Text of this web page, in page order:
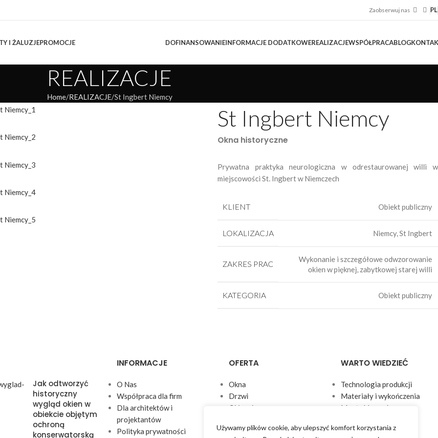
Używamy plików cookie, aby ulepszyć komfort korzystania z
Zaobserwuj nas PL
I ŻALUZJEPROMOCJE DOFINANSOWANIEINFORMACJE DODATKOWEREALIZACJEWSPÓŁPRACABLOG
REALIZACJE
Home REALIZACJE St Ingbert Niemcy
St Ingbert Niemcy
Okna historyczne
Prywatna praktyka neurologiczna w odrestaurowanej willi w
miejscowości St. Ingbert w Niemczech
KLIENT Obiekt publiczny
LOKALIZACJA Niemcy, St Ingbert
ZAKRES PRAC
Wykonanie i szczegółowe odwzorowanie
okien w pięknej, zabytkowej starej willi
KATEGORIA Obiekt publiczny
Jak odtworzyć
historyczny
wygląd okien w
obiekcie objętym
ochroną
konserwatorską
INFORMACJE
O Nas
Współpraca dla firm
Dla architektów i
projektantów
Polityka prywatności
OFERTA
Okna
Drzwi
Okiennice
Rolety
WARTO WIEDZIEĆ
Technologia produkcji
Materiały i wykończenia
Montaż i serwis
FAQ